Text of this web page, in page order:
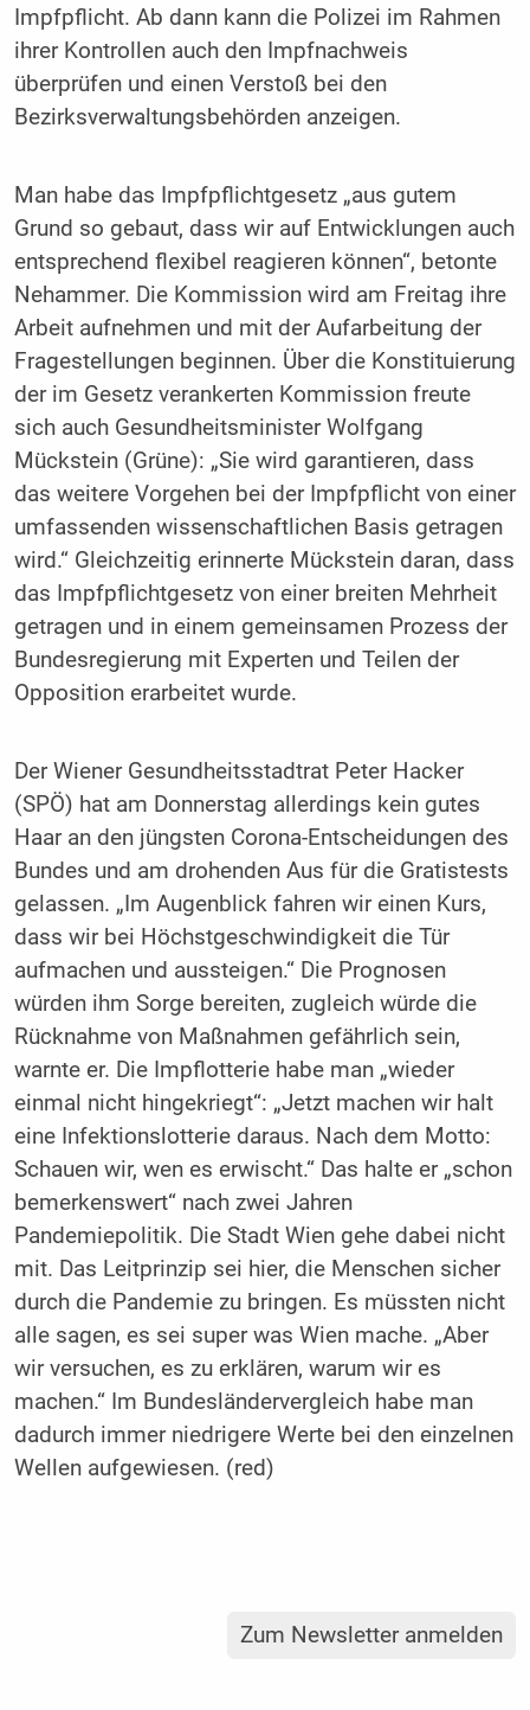
Impfpflicht. Ab dann kann die Polizei im Rahmen
ihrer Kontrollen auch den Impfnachweis
überprüfen und einen Verstoß bei den
Bezirksverwaltungsbehörden anzeigen.
Man habe das Impfpflichtgesetz „aus gutem
Grund so gebaut, dass wir auf Entwicklungen auch
entsprechend flexibel reagieren können“, betonte
Nehammer. Die Kommission wird am Freitag ihre
Arbeit aufnehmen und mit der Aufarbeitung der
Fragestellungen beginnen. Über die Konstituierung
der im Gesetz verankerten Kommission freute
sich auch Gesundheitsminister Wolfgang
Mückstein (Grüne): „Sie wird garantieren, dass
das weitere Vorgehen bei der Impfpflicht von einer
umfassenden wissenschaftlichen Basis getragen
wird.“ Gleichzeitig erinnerte Mückstein daran, dass
das Impfpflichtgesetz von einer breiten Mehrheit
getragen und in einem gemeinsamen Prozess der
Bundesregierung mit Experten und Teilen der
Opposition erarbeitet wurde.
Der Wiener Gesundheitsstadtrat Peter Hacker
(SPÖ) hat am Donnerstag allerdings kein gutes
Haar an den jüngsten Corona-Entscheidungen des
Bundes und am drohenden Aus für die Gratistests
gelassen. „Im Augenblick fahren wir einen Kurs,
dass wir bei Höchstgeschwindigkeit die Tür
aufmachen und aussteigen.“ Die Prognosen
würden ihm Sorge bereiten, zugleich würde die
Rücknahme von Maßnahmen gefährlich sein,
warnte er. Die Impflotterie habe man „wieder
einmal nicht hingekriegt“: „Jetzt machen wir halt
eine Infektionslotterie daraus. Nach dem Motto:
Schauen wir, wen es erwischt.“ Das halte er „schon
bemerkenswert“ nach zwei Jahren
Pandemiepolitik. Die Stadt Wien gehe dabei nicht
mit. Das Leitprinzip sei hier, die Menschen sicher
durch die Pandemie zu bringen. Es müssten nicht
alle sagen, es sei super was Wien mache. „Aber
wir versuchen, es zu erklären, warum wir es
machen.“ Im Bundesländervergleich habe man
dadurch immer niedrigere Werte bei den einzelnen
Wellen aufgewiesen. (red)
Zum Newsletter anmelden